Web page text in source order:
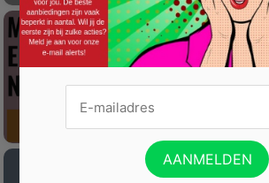
Win een wijnreis naar Spanje